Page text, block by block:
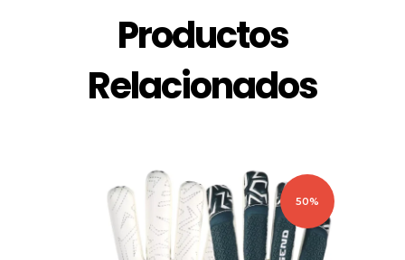
Productos
Relacionados
50%